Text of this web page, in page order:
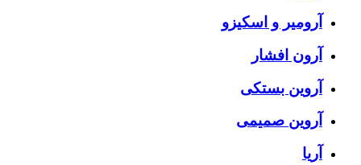
آرومیر و اسکیزو
آرون افشار
آروین بستکی
آروین صمیمی
آریا